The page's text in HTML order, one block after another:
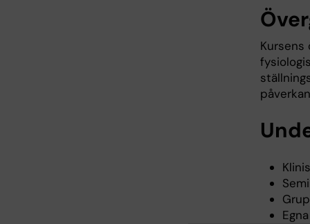
Kursens